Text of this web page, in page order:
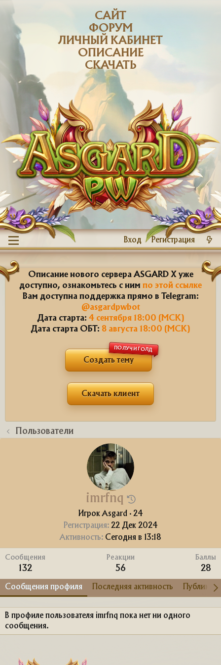
САЙТ
ФОРУМ
ЛИЧНЫЙ КАБИНЕТ
ОПИСАНИЕ
СКАЧАТЬ
Вход Регистрация
Описание нового сервера ASGARD X уже
доступно, ознакомьтесь с ним по этой ссылке
Вам доступна поддержка прямо в Telegram:
@asgardpwbot
Дата старта: 4 сентября 18:00 (МСК)
Дата старта ОБТ: 8 августа 18:00 (МСК)
Создать тему
ПОЛУЧИ ГОЛД
Скачать клиент
Пользователи
imrfnq
Игрок Asgard ·24
Регистрация 22 Дек 2024
Активность
Сегодня в 13:18
Сообщения
132
Реакции
56
Баллы
28
Сообщения профиля Последняя активность
В профиле пользователя imrfnq пока нет ни одного
сообщения.